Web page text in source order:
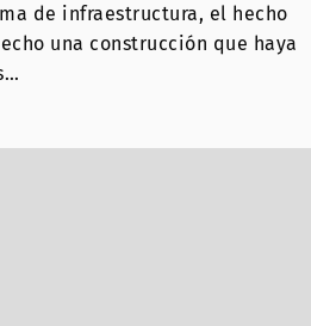
de infraestructura, el hecho
una construcción que haya